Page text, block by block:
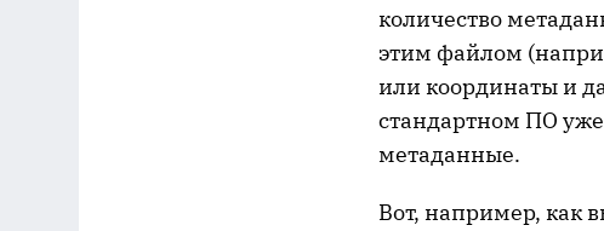
количество
этим файлом
или координаты и
стандартном ПО уже
метаданные.
Вот, например, как